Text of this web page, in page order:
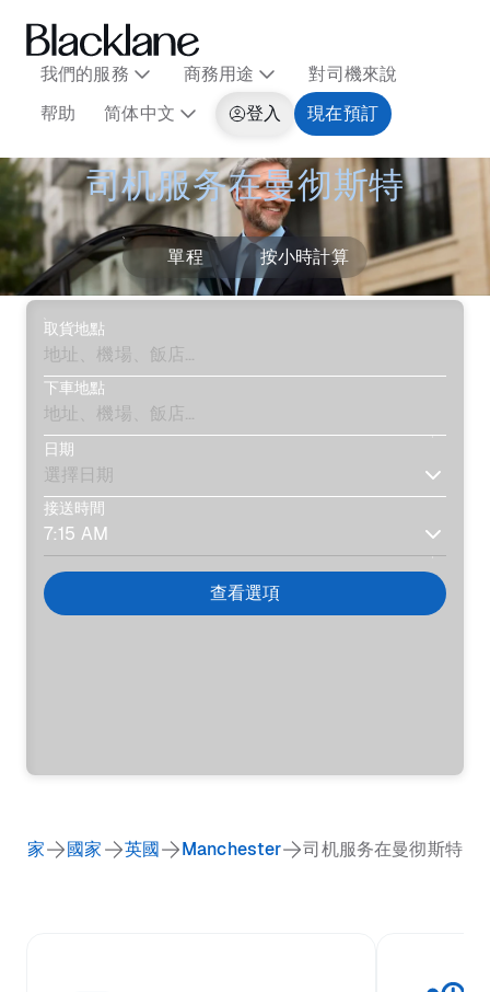
我們的服務 商務用途
對司機來說
帮助
简体中文 登入 現在預訂
司机服务在曼彻斯特
單程 按小時計算
取貨地點
下車地點
日期
接送時間
查看選項
家 國家 英國 Manchester 司机服务在曼彻斯特